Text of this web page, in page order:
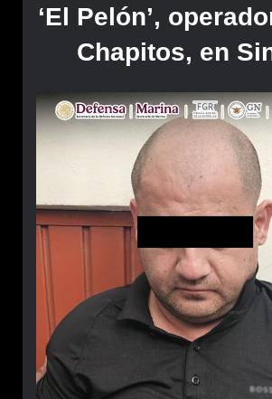
‘El Pelón’,
Chapitos, en